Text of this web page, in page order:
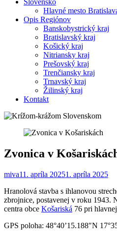
Hlavné mesto
Opis Regiónov
Banskobystrický kraj
Bratislavský kraj
Košický kraj
Nitriansky kraj
Prešovský kraj
Trenčiansky kraj
Trnavský kraj
Žilinský kraj
Kontakt
Zvonica v
miva11. apríla 20251. apríla 2025
Hranolová stavba s ihlanovou
zbrojnice, postavenej v roku 1943.
centra obce Košariská 76 pri
GPS poloha: 48°40’15.188″N